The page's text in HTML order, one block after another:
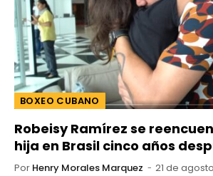
BOXEO CUBANO
Robeisy Ramírez se
hija en Brasil cinco años
Por Henry Morales Marquez 21 de